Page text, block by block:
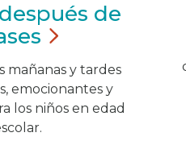
de
mañanas y tardes
emocionantes y
los niños en edad